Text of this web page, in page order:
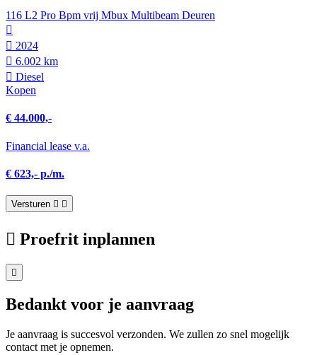
116 L2 Pro Bpm vrij Mbux Multibeam Deuren
2024
6.002 km
Diesel
Kopen
€ 44.000,-
Financial lease v.a.
€ 623,- p./m.
Versturen
Proefrit inplannen
Bedankt voor je aanvraag
Je aanvraag is succesvol verzonden. We zullen zo snel mogelijk
contact met je opnemen.